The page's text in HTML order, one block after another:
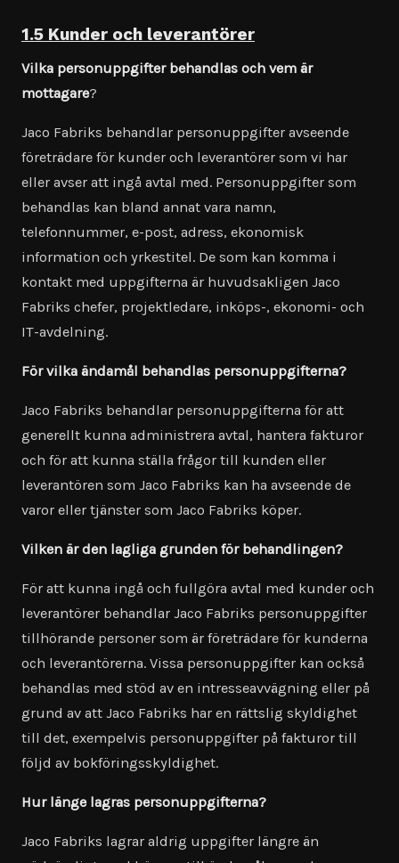
1.5 Kunder och leverantörer
Vilka personuppgifter behandlas och vem är
mottagare?
Jaco Fabriks behandlar personuppgifter avseende
företrädare för kunder och leverantörer som vi har
eller avser att ingå avtal med. Personuppgifter som
behandlas kan bland annat vara namn,
telefonnummer, e-post, adress, ekonomisk
information och yrkestitel. De som kan komma i
kontakt med uppgifterna är huvudsakligen Jaco
Fabriks chefer, projektledare, inköps-, ekonomi- och
IT-avdelning.
För vilka ändamål behandlas personuppgifterna?
Jaco Fabriks behandlar personuppgifterna för att
generellt kunna administrera avtal, hantera fakturor
och för att kunna ställa frågor till kunden eller
leverantören som Jaco Fabriks kan ha avseende de
varor eller tjänster som Jaco Fabriks köper.
Vilken är den lagliga grunden för behandlingen?
För att kunna ingå och fullgöra avtal med kunder och
leverantörer behandlar Jaco Fabriks personuppgifter
tillhörande personer som är företrädare för kunderna
och leverantörerna. Vissa personuppgifter kan också
behandlas med stöd av en intresseavvägning eller på
grund av att Jaco Fabriks har en rättslig skyldighet
till det, exempelvis personuppgifter på fakturor till
följd av bokföringsskyldighet.
Hur länge lagras personuppgifterna?
Jaco Fabriks lagrar aldrig uppgifter längre än